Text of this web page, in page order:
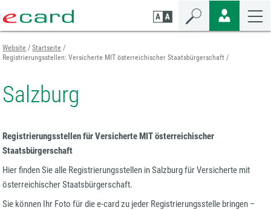
Seiteninhalt
springen
Navigation
springen
Mobilen
Navigation
springen
Website
Startseite
Registrierungsstellen: Versicherte MIT österreichischer Staatsbürgerschaft
Salzburg
Registrierungsstellen für Versicherte MIT österreichischer
Staatsbürgerschaft
Hier finden Sie alle Registrierungsstellen in Salzburg für Versicherte mit
österreichischer Staatsbürgerschaft.
Sie können Ihr Foto für die e-card zu jeder Registrierungsstelle bringen –